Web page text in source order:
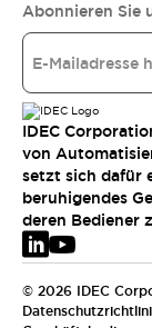
Abonnieren Sie
IDEC
von
setzt sich dafür
beruhigendes
deren Bediener
© 2026 IDEC